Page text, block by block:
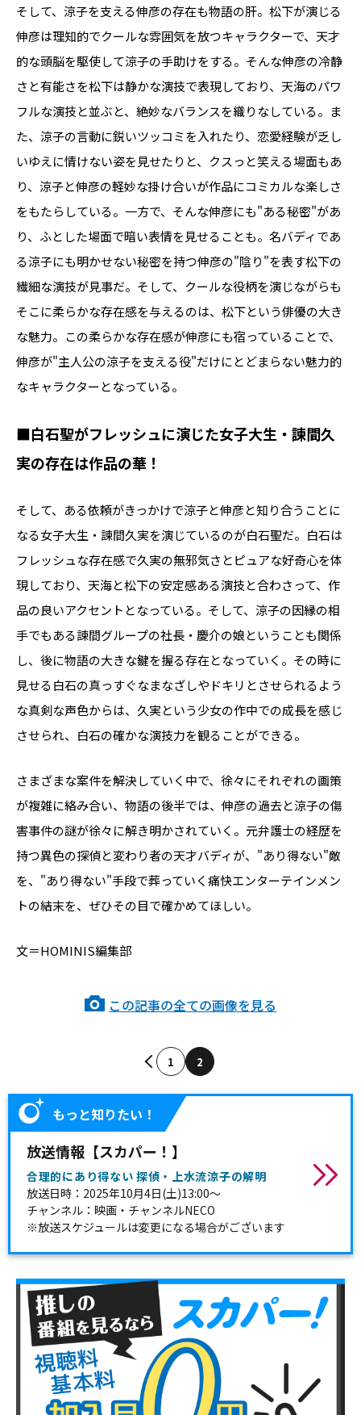
そして、涼子を支える伸彦の存在も物語の肝。松下が演じる
伸彦は理知的でクールな雰囲気を放つキャラクターで、天才
的な頭脳を駆使して涼子の手助けをする。そんな伸彦の冷静
さと有能さを松下は静かな演技で表現しており、天海のパワ
フルな演技と並ぶと、絶妙なバランスを織りなしている。ま
た、涼子の言動に鋭いツッコミを入れたり、恋愛経験が乏し
いゆえに情けない姿を見せたりと、クスっと笑える場面もあ
り、涼子と伸彦の軽妙な掛け合いが作品にコミカルな楽しさ
をもたらしている。一方で、そんな伸彦にも"ある秘密"があ
り、ふとした場面で暗い表情を見せることも。名バディであ
る涼子にも明かせない秘密を持つ伸彦の"陰り"を表す松下の
繊細な演技が見事だ。そして、クールな役柄を演じながらも
そこに柔らかな存在感を与えるのは、松下という俳優の大き
な魅力。この柔らかな存在感が伸彦にも宿っていることで、
伸彦が"主人公の涼子を支える役"だけにとどまらない魅力的
なキャラクターとなっている。
■白石聖がフレッシュに演じた女子大生・諫間久
実の存在は作品の華！
そして、ある依頼がきっかけで涼子と伸彦と知り合うことに
なる女子大生・諫間久実を演じているのが白石聖だ。白石は
フレッシュな存在感で久実の無邪気さとピュアな好奇心を体
現しており、天海と松下の安定感ある演技と合わさって、作
品の良いアクセントとなっている。そして、涼子の因縁の相
手でもある諫間グループの社長・慶介の娘ということも関係
し、後に物語の大きな鍵を握る存在となっていく。その時に
見せる白石の真っすぐなまなざしやドキリとさせられるよう
な真剣な声色からは、久実という少女の作中での成長を感じ
させられ、白石の確かな演技力を観ることができる。
さまざまな案件を解決していく中で、徐々にそれぞれの画策
が複雑に絡み合い、物語の後半では、伸彦の過去と涼子の傷
害事件の謎が徐々に解き明かされていく。元弁護士の経歴を
持つ異色の探偵と変わり者の天才バディが、"あり得ない"敵
を、"あり得ない"手段で葬っていく痛快エンターテインメン
トの結末を、ぜひその目で確かめてほしい。
文＝HOMINIS編集部
この記事の全ての画像を見る
1 2
もっと知りたい！
放送情報【スカパー！】
合理的にあり得ない 探偵・上水流涼子の解明
放送日時：2025年10月4日(土)13:00～
チャンネル：映画・チャンネルNECO
※放送スケジュールは変更になる場合がございます